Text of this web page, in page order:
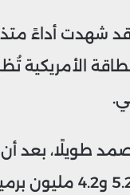
شهدت أداءً
طويلًا، بعد
البنزين